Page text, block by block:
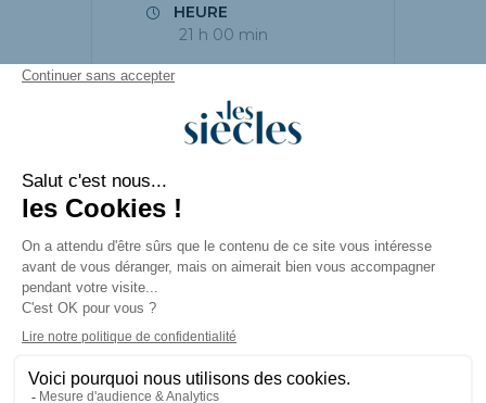
HEURE
21 h 00 min
PARTAGEZ CET